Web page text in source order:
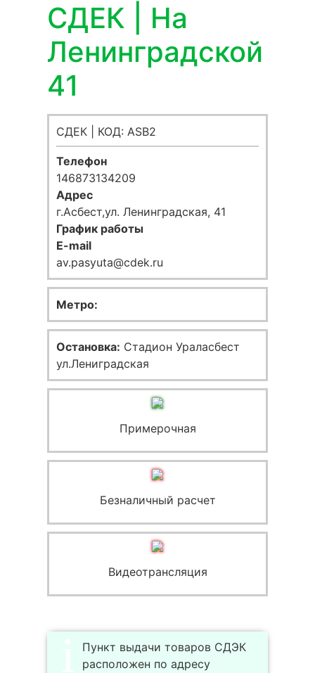
СДЕК | На
Ленинградской
41
СДЕК | КОД: ASB2
Телефон
146873134209
Адрес
г.Асбест,ул. Ленинградская, 41
График работы
E-mail
av.pasyuta@cdek.ru
Метро:
Остановка: Стадион Ураласбест
ул.Лениградская
Примерочная
Безналичный расчет
Видеотрансляция
Пункт выдачи товаров СДЭК
расположен по адресу